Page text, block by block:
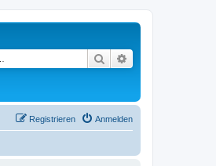
Suche
Anmelden
Registrieren